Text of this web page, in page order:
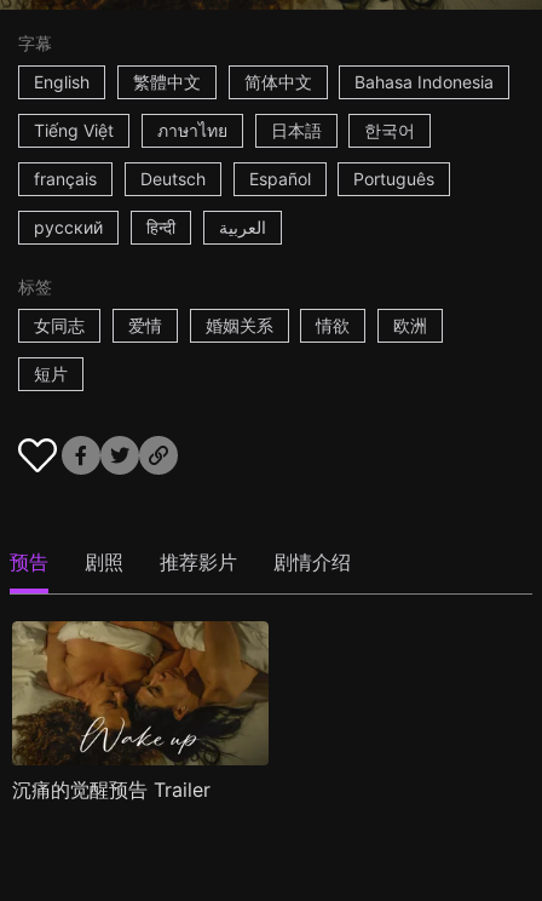
字幕
English
繁體中文 简体中文 Bahasa Indonesia
Tiếng Việt ภาษาไทย 日本語 한국어
français Deutsch Español Português
русский हिन्दी العربية
标签
女同志
爱情 婚姻关系 情欲 欧洲
短片
预告 剧照 推荐影片 剧情介绍
沉痛的觉醒预告 Trailer